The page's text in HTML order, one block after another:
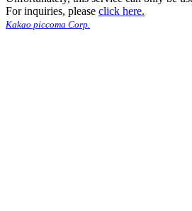
For inquiries, please click here.
Kakao piccoma Corp.